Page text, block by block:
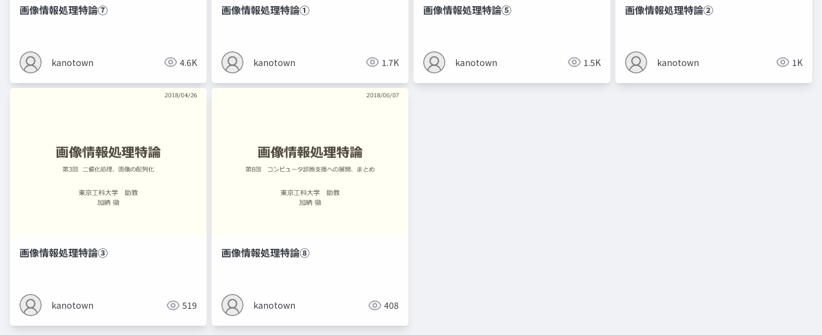
画像情報処理特論⑦
kanotown 4.6K
画像情報処理特論①
kanotown 1.7K
画像情報処理特論⑤
kanotown 1.5K
画像情報処理特論②
kanotown 1K
画像情報処理特論③
kanotown 519
画像情報処理特論⑧
kanotown 408